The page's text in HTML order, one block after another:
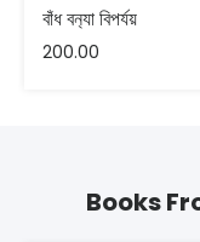
বাঁধ বন‍্যা বিপর্যয়
200.00
Books